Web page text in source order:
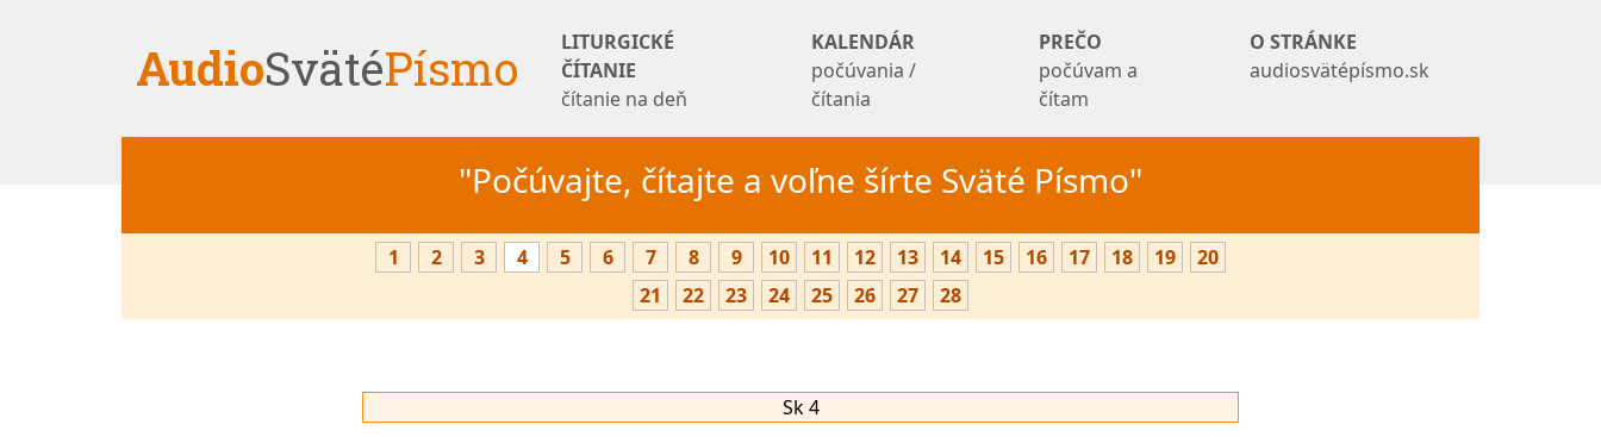
AudioSvätéPísmo
LITURGICKÉ
ČÍTANIE
čítanie na deň
KALENDÁR
počúvania /
čítania
PREČO
počúvam a
čítam
O STRÁNKE
audiosvätépísmo.sk
"Počúvajte, čítajte a voľne šírte Sväté Písmo"
1 2 3 4 5 6 7 8 9 10 11 12 13 14 15 16 17 18 19
20
21
22 23 24 25 26 27 28
Sk 4